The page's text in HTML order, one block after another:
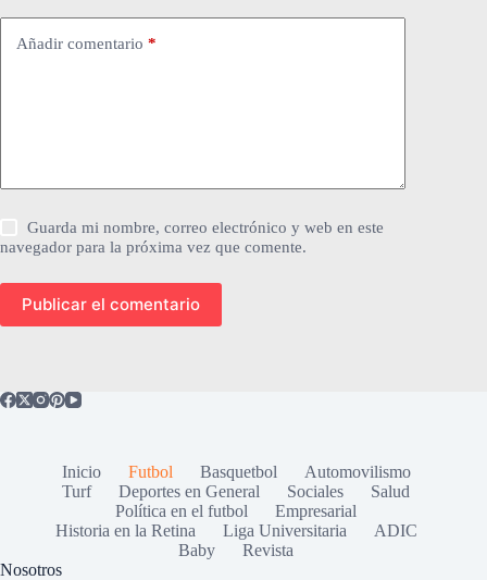
Añadir comentario *
Guarda mi nombre, correo electrónico y web en este
navegador para la próxima vez que comente.
Publicar el comentario
Inicio Futbol Basquetbol
Automovilismo
Turf
Deportes en General Sociales
Salud
Política en el futbol
Empresarial
Historia en la Retina
Liga Universitaria
ADIC
Baby
Revista
Nosotros